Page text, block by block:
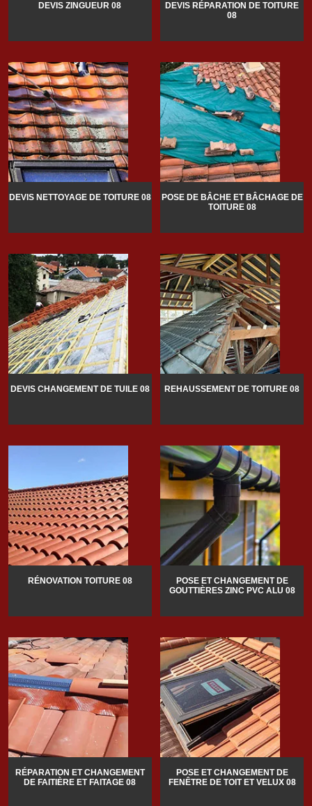
DEVIS ZINGUEUR 08
DEVIS RÉPARATION DE TOITURE
08
DEVIS NETTOYAGE DE TOITURE 08
POSE DE BÂCHE ET BÂCHAGE DE
TOITURE 08
DEVIS CHANGEMENT DE TUILE 08 REHAUSSEMENT DE TOITURE 08
RÉNOVATION TOITURE 08
POSE ET CHANGEMENT DE
GOUTTIÈRES ZINC PVC ALU 08
RÉPARATION ET CHANGEMENT
DE FAITIÈRE ET FAITAGE 08
POSE ET CHANGEMENT DE
FENÊTRE DE TOIT ET VELUX 08